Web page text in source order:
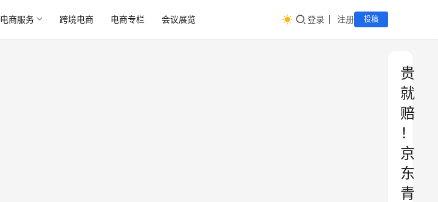
电商服务 跨境电商 电商专栏 会议展览 登录 注册 投稿
贵
就
赔
！
京
东
青